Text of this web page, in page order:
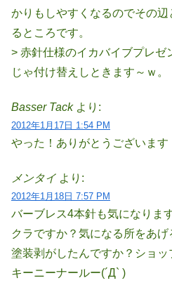
かりもしやすくなるのでその
るところです。
> 赤針仕様のイカバイブプレゼ
じゃ付け替えしときます～ｗ。
Basser Tack より:
2012年1月17日 1:54 PM
やった！ありがとうございます
メンタイ より:
2012年1月18日 7:57 PM
バーブレス4本針も気になりま
クラですか？気になる所をあげ
塗装剥がしたんですか？ショッ
キーニーナールー(´Д` )